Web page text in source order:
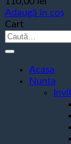
Adaugă în coș
Cart
Caută
Acasa
Nunta